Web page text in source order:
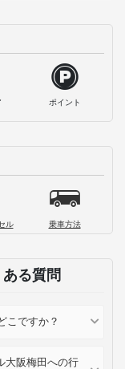
ポイント
ル 乗車方法
る質問
こですか？
大阪梅田への行